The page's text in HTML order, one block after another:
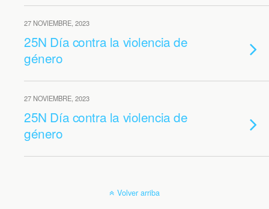
27 NOVIEMBRE, 2023
25N Día contra la violencia de
género
27 NOVIEMBRE, 2023
25N Día contra la violencia de
género
Volver arriba